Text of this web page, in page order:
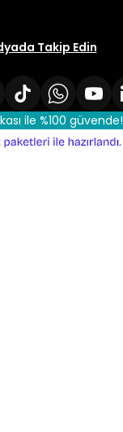
Takip Edin
ile %100 güvende!
e-